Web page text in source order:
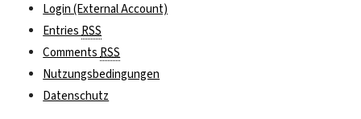
Login (External Account)
EntriesRSS
CommentsRSS
Nutzungsbedingungen
Datenschutz